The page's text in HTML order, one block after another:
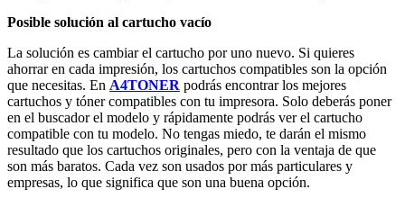
Posible solución al cartucho vacío
La solución es cambiar el cartucho por uno nuevo. Si quieres
ahorrar en cada impresión, los cartuchos compatibles son la opción
que necesitas. En A4TONER podrás encontrar los mejores
cartuchos y tóner compatibles con tu impresora. Solo deberás poner
en el buscador el modelo y rápidamente podrás ver el cartucho
compatible con tu modelo. No tengas miedo, te darán el mismo
resultado que los cartuchos originales, pero con la ventaja de que
son más baratos. Cada vez son usados por más particulares y
empresas, lo que significa que son una buena opción.